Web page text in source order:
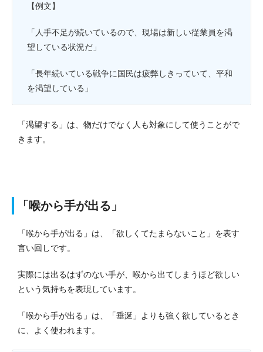
【例文】
「人手不足が続いているので、現場は新しい従業員を渇
望している状況だ」
「長年続いている戦争に国民は疲弊しきっていて、平和
を渇望している」
「渇望する」は、物だけでなく人も対象にして使うことがで
きます。
「喉から手が出る」
「喉から手が出る」は、「欲しくてたまらないこと」を表す
言い回しです。
実際には出るはずのない手が、喉から出てしまうほど欲しい
という気持ちを表現しています。
「喉から手が出る」は、「垂涎」よりも強く欲しているとき
に、よく使われます。